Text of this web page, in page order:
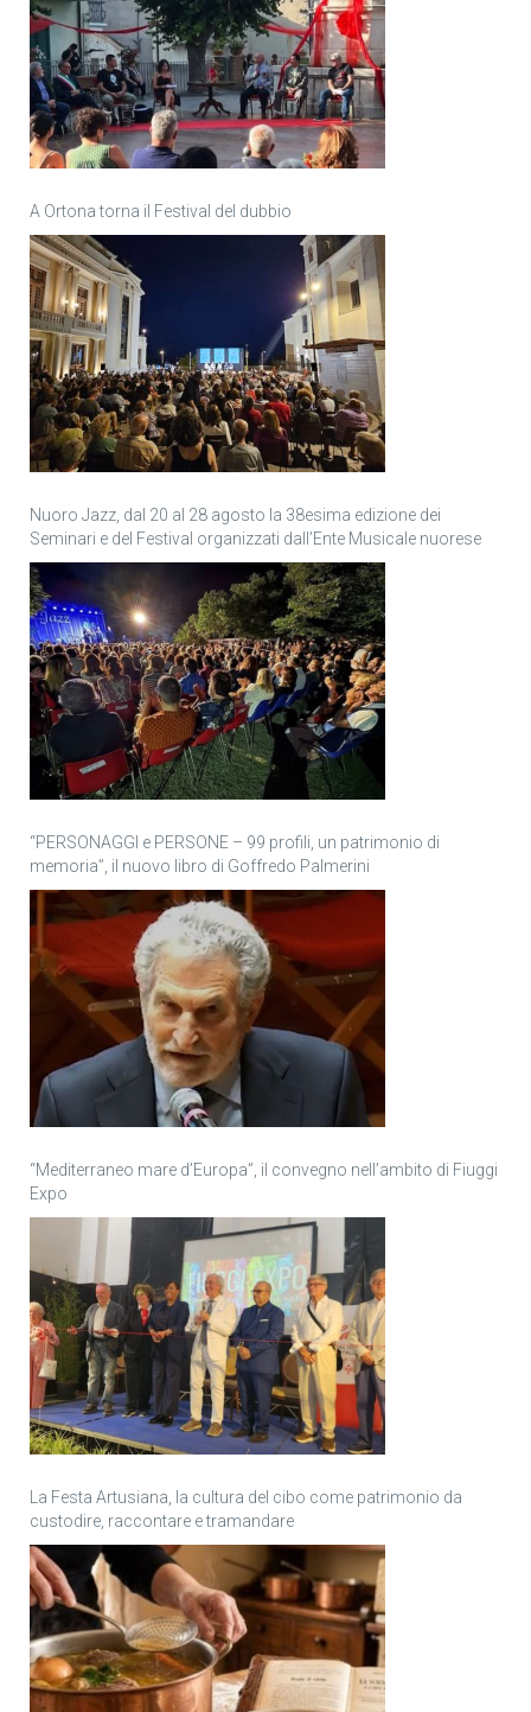
A Ortona torna il Festival del dubbio
Nuoro Jazz, dal 20 al 28 agosto la 38esima edizione dei
Seminari e del Festival organizzati dall’Ente Musicale nuorese
“PERSONAGGI e PERSONE – 99 profili, un patrimonio di
memoria”, il nuovo libro di Goffredo Palmerini
“Mediterraneo mare d’Europa”, il convegno nell’ambito di Fiuggi
Expo
La Festa Artusiana, la cultura del cibo come patrimonio da
custodire, raccontare e tramandare